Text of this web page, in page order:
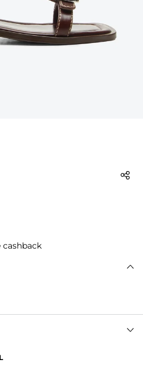
cashback
estilo de forma única. O